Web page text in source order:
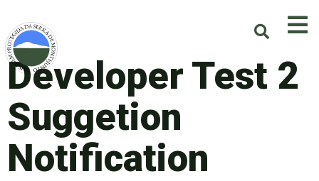
Developer Test 2
Suggetion
Notification